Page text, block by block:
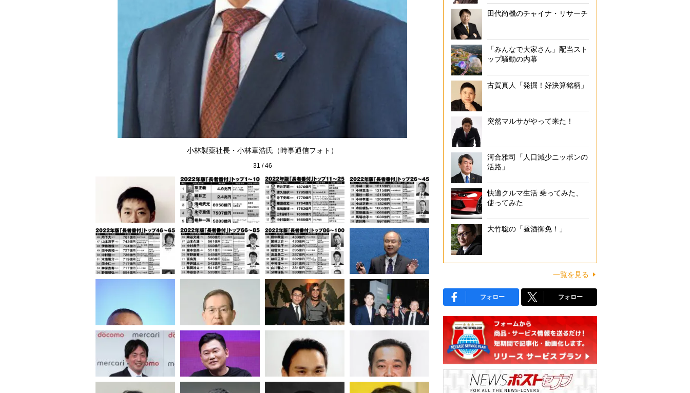
小林製薬社長・小林章浩氏（時事通信フォト）
31 /46
田代尚機のチャイナ・リサーチ
「みんなで大家さん」配当スト
ップ騒動の内幕
古賀真人「発掘！好決算銘柄」
突然マルサがやって来た！
河合雅司「人口減少ニッポンの
活路」
快適クルマ生活 乗ってみた、
使ってみた
大竹聡の「昼酒御免！」
一覧を見る
フォロー フォロー